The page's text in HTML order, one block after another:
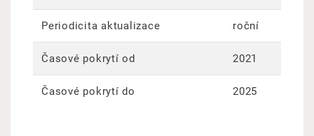
Periodicita aktualizace roční
Časové pokrytí od 2021
Časové pokrytí do 2025